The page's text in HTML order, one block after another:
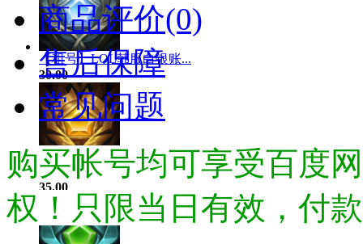
【租号】LOL韩服白银账...
30.00
【租号】LOL韩服黄金账...
35.00
商品评价(0)
售后保障
常见问题
购买帐号均可享受百度
权！只限当日有效，付